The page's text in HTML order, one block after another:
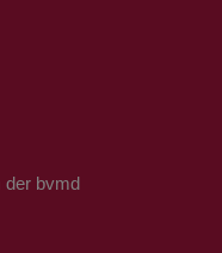
der bvmd